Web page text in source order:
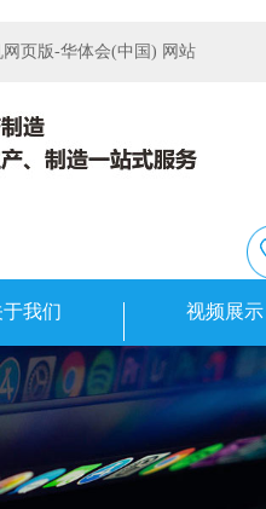
页版-华体会(中国) 网站
于我们 视频展示